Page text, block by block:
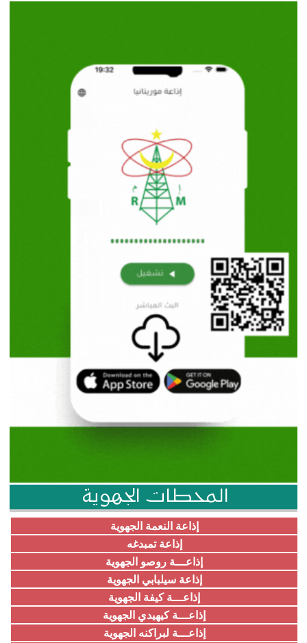
المحطات الجهوية
إذاعة النعمة الجهوية
إذاعة تمبدغه
إذاعـــة روصو الجهوية
إذاعة سيلبابي الجهوية
إذاعـــة كيفة الجهوية
إذاعـــة كيهيدي الجهوية
إذاعـــة لبراكنه الجهوية